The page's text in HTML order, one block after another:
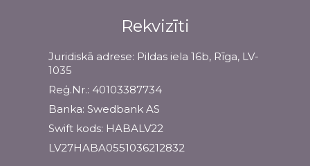
Rekvizīti
Juridiskā adrese: Pildas iela 16b, Rīga, LV-
1035
Reģ.Nr.: 40103387734
Banka: Swedbank AS
Swift kods: HABALV22
LV27HABA0551036212832